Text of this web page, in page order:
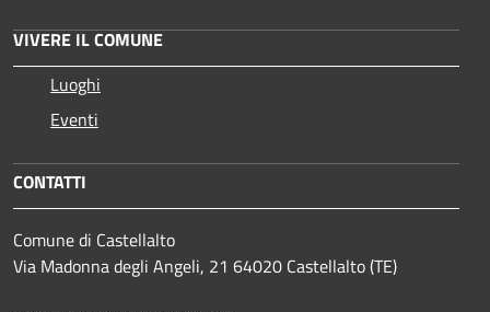
VIVERE IL COMUNE
Luoghi
Eventi
CONTATTI
Comune di Castellalto
Via Madonna degli Angeli, 21 64020 Castellalto (TE)